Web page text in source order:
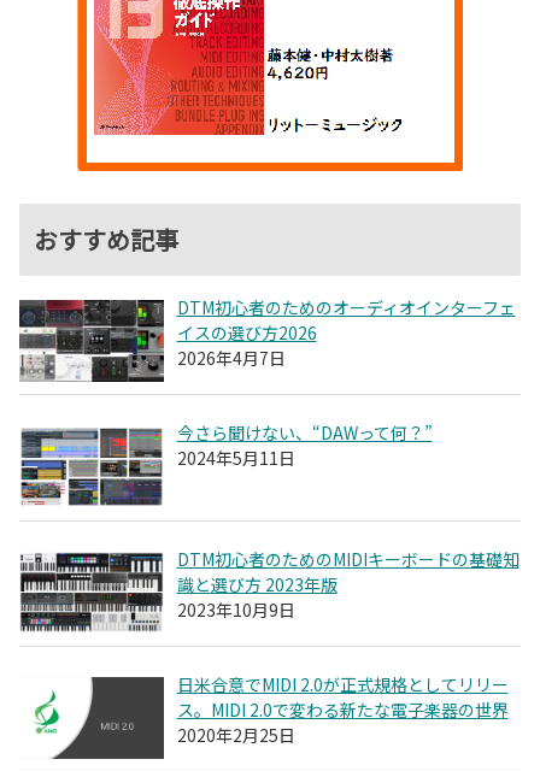
おすすめ記事
DTM初心者のためのオーディオインターフェ
イスの選び方2026
2026年4月7日
今さら聞けない、“DAWって何？”
2024年5月11日
DTM初心者のためのMIDIキーボードの基礎知
識と選び方 2023年版
2023年10月9日
日米合意でMIDI 2.0が正式規格としてリリー
ス。MIDI 2.0で変わる新たな電子楽器の世界
2020年2月25日